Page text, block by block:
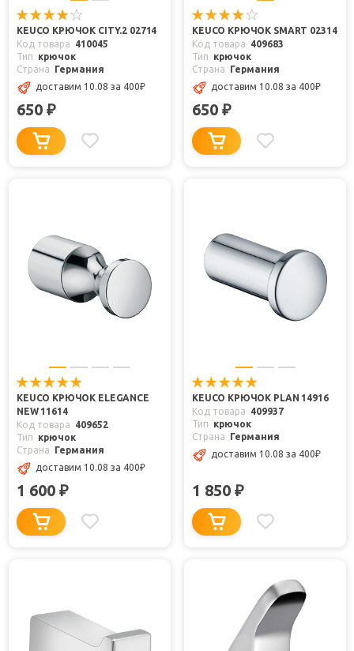
KEUCO КРЮЧОК CITY.2 02714
Код товара
410045
Тип
крючок
Страна
Германия
доставим 10.08 за 400₽
650 ₽
KEUCO КРЮЧОК SMART 02314
Код товара
409683
Тип
крючок
Страна
Германия
доставим 10.08 за 400₽
650 ₽
KEUCO КРЮЧОК ELEGANCE
NEW 11614
Код товара
409652
Тип
крючок
Страна
Германия
доставим 10.08 за 400₽
1 600 ₽
KEUCO КРЮЧОК PLAN 14916
Код товара
409937
Тип
крючок
Страна
Германия
доставим 10.08 за 400₽
1 850 ₽